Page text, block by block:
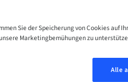
Sie der Speicherung von Cookies auf
Marketingbemühungen zu
Alle